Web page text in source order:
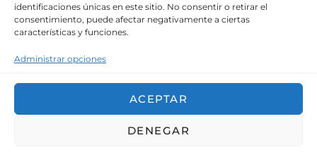
identificaciones únicas en este sitio. No consentir o retirar el
consentimiento, puede afectar negativamente a ciertas
características y funciones.
Administrar opciones
ACEPTAR
DENEGAR
CONTÁCTANOS
Copyright © 2021 Unidad Educativa